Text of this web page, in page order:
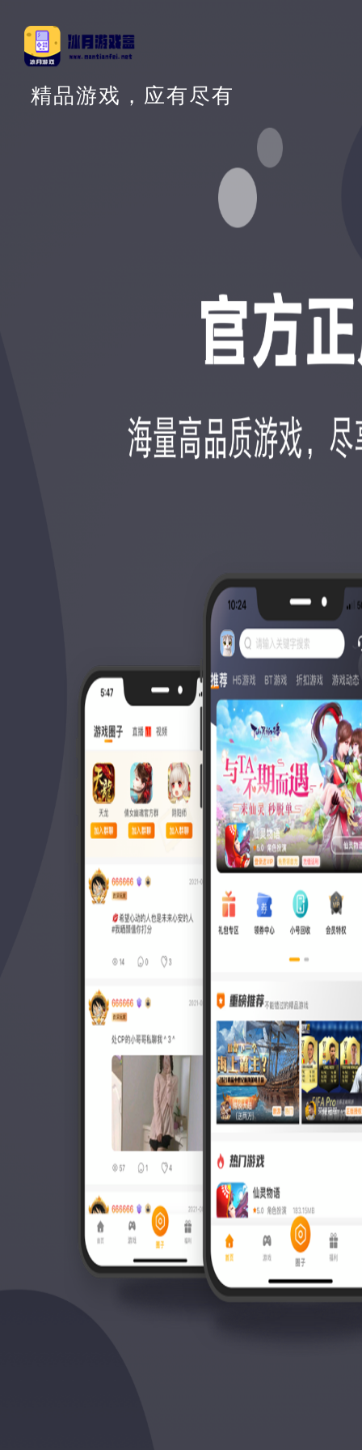
精品游戏，应有尽有